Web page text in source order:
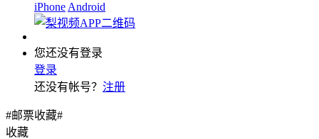
iPhone Android
您还没有登录
登录
还没有帐号？ 注册
#邮票收藏#
收藏